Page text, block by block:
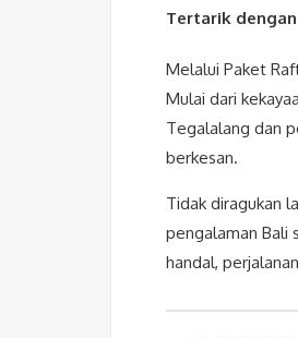
Tertarik
Melalui Paket
Mulai dari
Tegalalang dan
berkesan.
Tidak diragukan
pengalaman Bali
handal,